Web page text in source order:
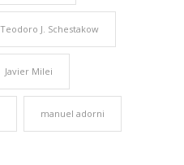
J. Schestakow
Javier Milei
manuel adorni